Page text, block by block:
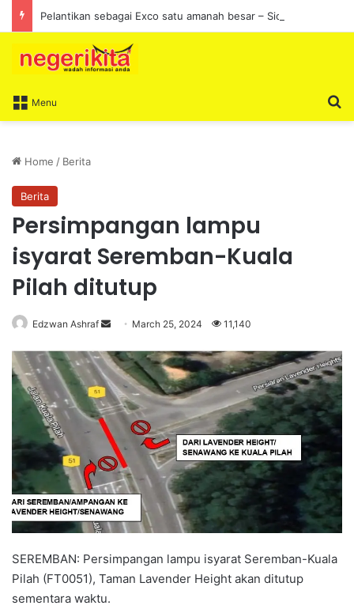
Menu
Home / Berita
Berita
Persimpangan lampu
isyarat Seremban-Kuala
Pilah ditutup
Edzwan Ashraf
n
d
a
e
m
i
l
March 25, 2024 11,140
SEREMBAN: Persimpangan lampu isyarat Seremban-Kuala
Pilah (FT0051), Taman Lavender Height akan ditutup
sementara waktu.